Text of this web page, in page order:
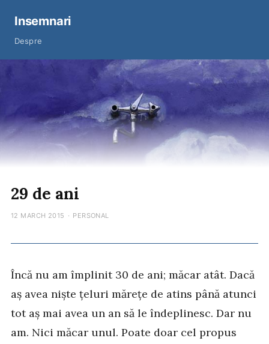
Insemnari
Despre
29 de ani
12 MARCH 2015 · PERSONAL
Încă nu am împlinit 30 de ani; măcar atât. Dacă
aș avea niște țeluri mărețe de atins până atunci
tot aș mai avea un an să le îndeplinesc. Dar nu
am. Nici măcar unul. Poate doar cel propus